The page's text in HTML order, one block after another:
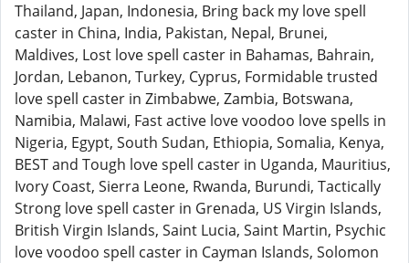
Thailand, Japan, Indonesia, Bring back my love spell
caster in China, India, Pakistan, Nepal, Brunei,
Maldives, Lost love spell caster in Bahamas, Bahrain,
Jordan, Lebanon, Turkey, Cyprus, Formidable trusted
love spell caster in Zimbabwe, Zambia, Botswana,
Namibia, Malawi, Fast active love voodoo love spells in
Nigeria, Egypt, South Sudan, Ethiopia, Somalia, Kenya,
BEST and Tough love spell caster in Uganda, Mauritius,
Ivory Coast, Sierra Leone, Rwanda, Burundi, Tactically
Strong love spell caster in Grenada, US Virgin Islands,
British Virgin Islands, Saint Lucia, Saint Martin, Psychic
love voodoo spell caster in Cayman Islands, Solomon